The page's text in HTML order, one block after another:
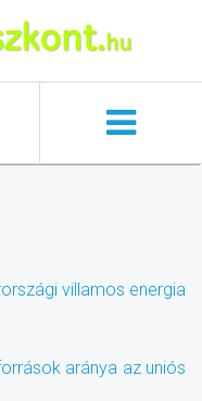
villamos energia
aránya az uniós